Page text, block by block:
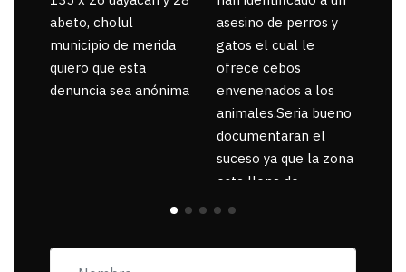
abeto, cholul
municipio de merida
quiero que esta
denuncia sea anónima
asesino de perros y
gatos el cual le
ofrece cebos
envenenados a los
animales.Seria bueno
documentaran el
suceso ya que la zona
esta llena de
pancartas de
exigiendo al asesino